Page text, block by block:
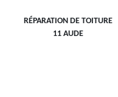
RÉPARATION DE TOITURE
11 AUDE